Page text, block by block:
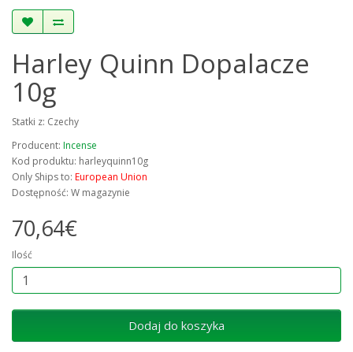
Harley Quinn Dopalacze
10g
Statki z: Czechy
Producent: Incense
Kod produktu: harleyquinn10g
Only Ships to: European Union
Dostępność: W magazynie
70,64€
Ilość
Dodaj do koszyka